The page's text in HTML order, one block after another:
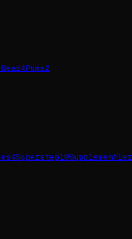
4Puma2
4Superstep10Supplementler